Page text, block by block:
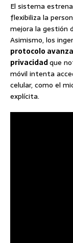
El sistema
flexibiliza la
mejora la gestión
Asimismo, los
protocolo
privacidadque
móvil intenta
celular, como el
explícita.